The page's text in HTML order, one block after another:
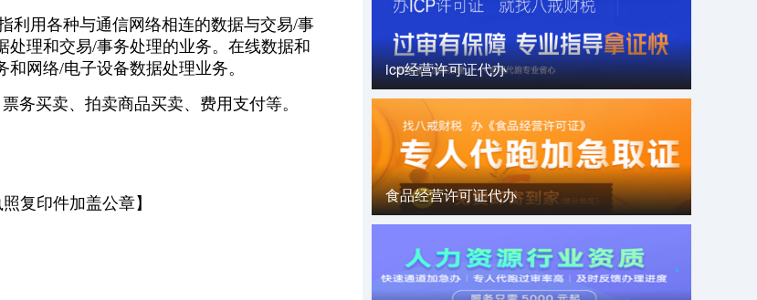
利用各种与通信网络相连的数据与交易/事
理和交易/事务处理的业务。在线数据和
网络/电子设备数据处理业务。
务买卖、拍卖商品买卖、费用支付等。
复印件加盖公章】
icp经营许可证代办
食品经营许可证代办